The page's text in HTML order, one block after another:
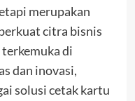
merupakan
citra bisnis
terkemuka di
dan inovasi,
solusi cetak kartu